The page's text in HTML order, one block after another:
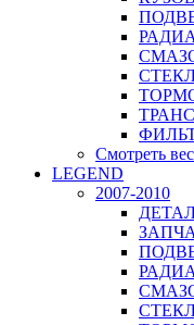
Смотреть
LEGEND
2007-2010